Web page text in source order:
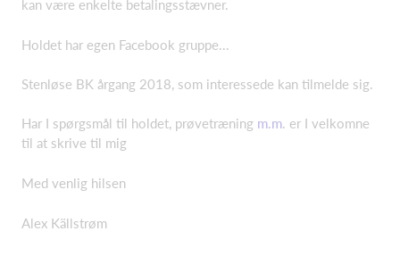
kan være enkelte betalingsstævner.
Holdet har egen Facebook gruppe...
Stenløse BK årgang 2018, som interessede kan tilmelde sig.
Har I spørgsmål til holdet, prøvetræning m.m. er I velkomne
til at skrive til mig
Med venlig hilsen
Alex Källstrøm